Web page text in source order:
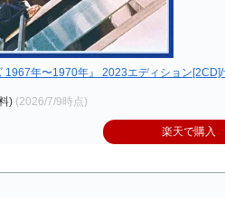
1967年〜1970年』 2023エディション
) (2026/7/9時点)
楽天で購入